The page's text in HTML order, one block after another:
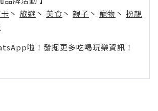
丶 旅遊 丶 美食 丶 親子 丶 寵物 丶 扮靚
啦！發掘更多吃喝玩樂資訊！